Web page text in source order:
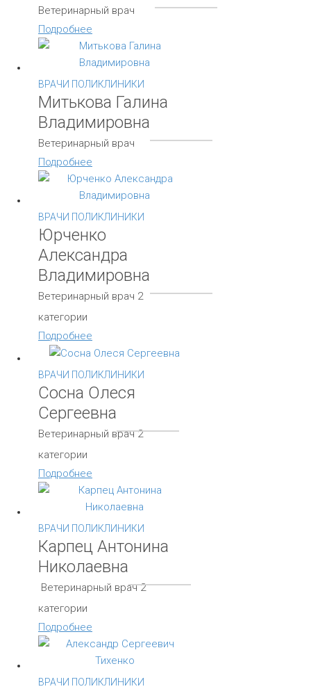
Ветеринарный врач
Подробнее
ВРАЧИ ПОЛИКЛИНИКИ
Митькова Галина
Владимировна
Ветеринарный врач
Подробнее
ВРАЧИ ПОЛИКЛИНИКИ
Юрченко
Александра
Владимировна
Ветеринарный врач 2
категории
Подробнее
ВРАЧИ ПОЛИКЛИНИКИ
Сосна Олеся
Сергеевна
Ветеринарный врач 2
категории
Подробнее
ВРАЧИ ПОЛИКЛИНИКИ
Карпец Антонина
Николаевна
Ветеринарный врач 2
категории
Подробнее
ВРАЧИ ПОЛИКЛИНИКИ